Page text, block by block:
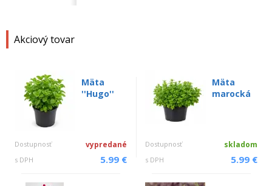
Akciový tovar
Mäta
''Hugo''
Dostupnosť vypredané
s DPH 5.99 €
Mäta
marocká
Dostupnosť skladom
s DPH 5.99 €